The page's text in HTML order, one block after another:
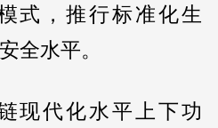
式，推行标准化生
全水平。
现代化水平上下功